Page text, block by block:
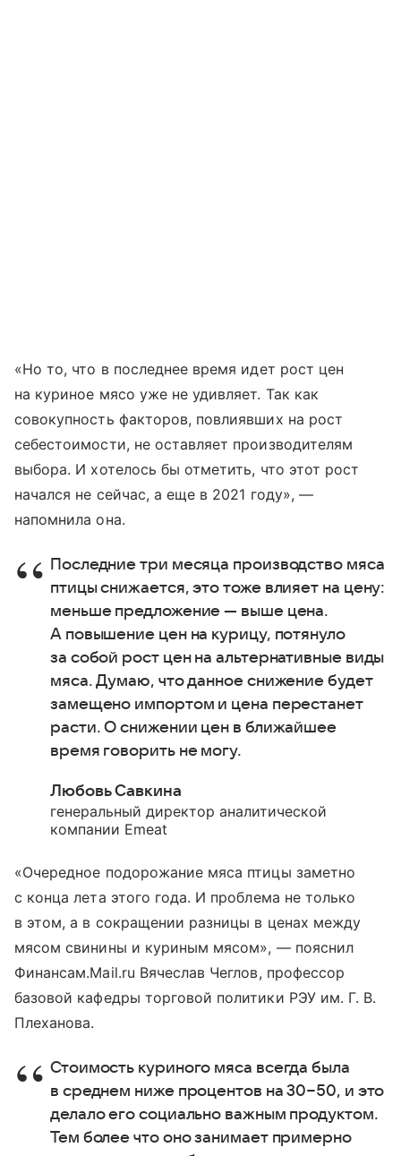
«Но то, что в последнее время идет рост цен
на куриное мясо уже не удивляет. Так как
совокупность факторов, повлиявших на рост
себестоимости, не оставляет производителям
выбора. И хотелось бы отметить, что этот рост
начался не сейчас, а еще в 2021 году», —
напомнила она.
Последние три месяца производство мяса
птицы снижается, это тоже влияет на цену:
меньше предложение — выше цена.
А повышение цен на курицу, потянуло
за собой рост цен на альтернативные виды
мяса. Думаю, что данное снижение будет
замещено импортом и цена перестанет
расти. О снижении цен в ближайшее
время говорить не могу.
Любовь Савкина
генеральный директор аналитической
компании Emeat
«Очередное подорожание мяса птицы заметно
с конца лета этого года. И проблема не только
в этом, а в сокращении разницы в ценах между
мясом свинины и куриным мясом», — пояснил
Финансам.Mail.ru Вячеслав Чеглов, профессор
базовой кафедры торговой политики РЭУ им. Г. В.
Плеханова.
Стоимость куриного мяса всегда была
в среднем ниже процентов на 30−50, и это
делало его социально важным продуктом.
Тем более что оно занимает примерно